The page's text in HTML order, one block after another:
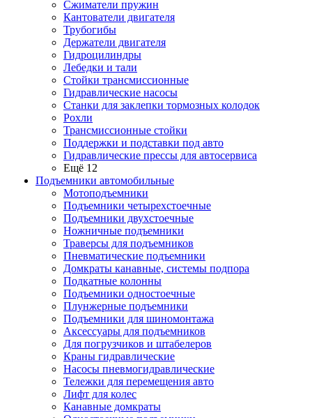
Сжиматели пружин
Кантователи двигателя
Трубогибы
Держатели двигателя
Гидроцилиндры
Лебедки и тали
Стойки трансмиссионные
Гидравлические насосы
Cтанки для заклепки тормозных колодок
Рохли
Трансмиссионные стойки
Поддержки и подставки под авто
Гидравлические прессы для автосервиса
Ещё 12
Подъемники автомобильные
Мотоподъемники
Подъемники четырехстоечные
Подъемники двухстоечные
Ножничные подъемники
Траверсы для подъемников
Пневматические подъемники
Домкраты канавные, системы подпора
Подкатные колонны
Подъемники одностоечные
Плунжерные подъемники
Подъемники для шиномонтажа
Аксессуары для подъемников
Для погрузчиков и штабелеров
Краны гидравлические
Насосы пневмогидравлические
Тележки для перемещения авто
Лифт для колес
Канавные домкраты